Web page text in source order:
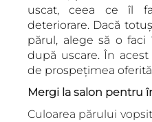
uscat, ceea ce îl
deteriorare. Dacă
părul, alege să o faci
după uscare. În
de prospețimea
Mergi la salon pentru
Culoarea părului